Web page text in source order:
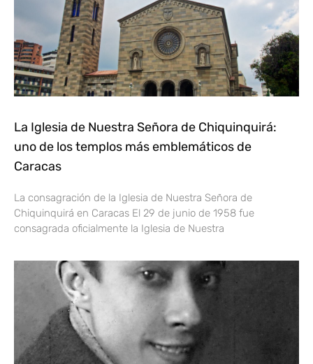
La Iglesia de Nuestra Señora de Chiquinquirá:
uno de los templos más emblemáticos de
Caracas
La consagración de la Iglesia de Nuestra Señora de
Chiquinquirá en Caracas El 29 de junio de 1958 fue
consagrada oficialmente la Iglesia de Nuestra